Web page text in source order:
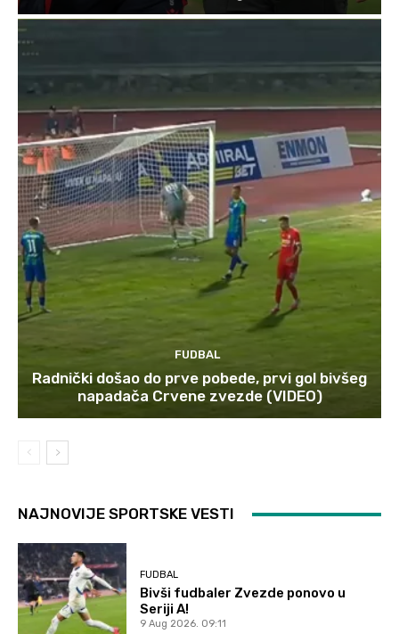
FUDBAL
Radnički došao do prve pobede, prvi gol bivšeg
napadača Crvene zvezde (VIDEO)
NAJNOVIJE SPORTSKE VESTI
FUDBAL
Bivši fudbaler Zvezde ponovo u
Seriji A!
9 Aug 2026. 09:11